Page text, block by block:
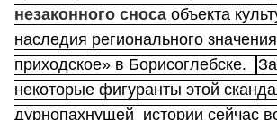
незаконного сноса объекта
наследия регионального
приходское» в Борисоглебске.
некоторые фигуранты этой
дурнопахнущей истории сейчас